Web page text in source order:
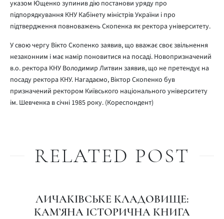
указом Ющенко зупинив дію постанови уряду про
підпорядкування КНУ Кабінету міністрів України і про
підтвердження повноважень Скопенка як ректора університету.
У свою чергу Вікто Скопенко заявив, що вважає своє звільнення
незаконним і має намір поновитися на посаді. Новопризначений
в.о. ректора КНУ Володимир Литвин заявив, що не претендує на
посаду ректора КНУ. Нагадаємо, Віктор Скопенко був
призначений ректором Київського національного університету
ім. Шевченка в січні 1985 року. (Кореспондент)
RELATED POST
ЛИЧАКІВСЬКЕ КЛАДОВИЩЕ:
КАМ’ЯНА ІСТОРИЧНА КНИГА